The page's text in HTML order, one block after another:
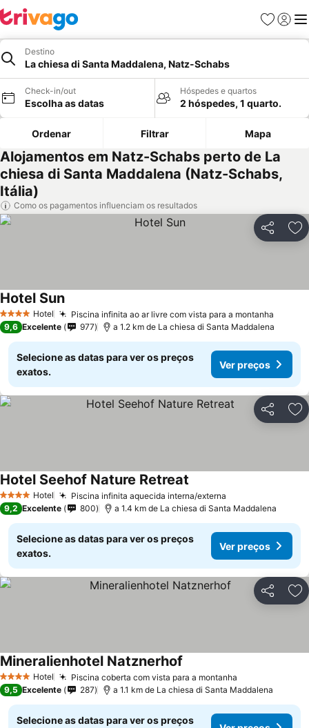
Favoritos
Iniciar
Destino
La chiesa di Santa Maddalena, Natz-Schabs
Check-in/out
Escolha as datas
Hóspedes e quartos
2 hóspedes, 1 quarto.
Ordenar Filtrar Mapa
Alojamentos em Natz-Schabs perto de La
chiesa di Santa Maddalena (Natz-Schabs,
Itália)
Como os pagamentos influenciam os resultados
Partilhar
4 EstrelasHotel Piscina infinita ao ar livre com vista para a montanha
Hotel Sun
9,6 Excelente 977 a 1.2 km de La chiesa di Santa Maddalena
Selecione as datas para ver os preços
exatos.
Ver preços
Partilhar
4 EstrelasHotel Piscina infinita aquecida interna/externa
Hotel Seehof Nature Retreat
9,2 Excelente 800 a 1.4 km de La chiesa di Santa Maddalena
Selecione as datas para ver os preços
exatos.
Ver preços
Partilhar
4 EstrelasHotel Piscina coberta com vista para a montanha
Mineralienhotel Natznerhof
9,5 Excelente 287 a 1.1 km de La chiesa di Santa Maddalena
Selecione as datas para ver os preços